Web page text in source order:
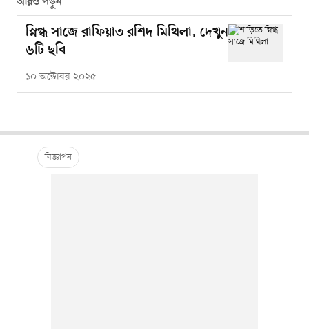
স্নিগ্ধ সাজে রাফিয়াত রশিদ মিথিলা, দেখুন
৬টি ছবি
১০ অক্টোবর ২০২৫